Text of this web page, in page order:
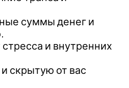
суммы денег и
стресса и внутренних
скрытую от вас